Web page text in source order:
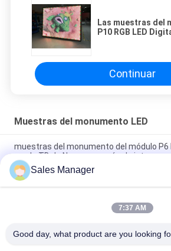
Las muestras del
P10 RGB LED
Continuar
Muestras del monumento LED
muestras del monumento del módulo P6
con la TB de Nova que envía el sistema
El monumento de aluminio LED del
certificado de la FCC ROHS del color del
Pantalla LED al aire libre fija de la
Sales Manager
7:37 AM
Good day, what product are you looking